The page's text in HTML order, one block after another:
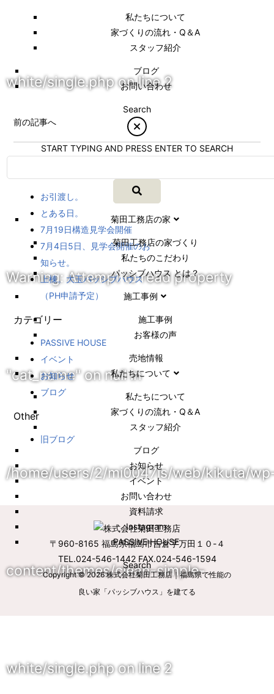
私たちについて
家づくりの流れ・Q＆A
スタッフ紹介
ブログ
お問い合わせ
Search
START TYPING AND PRESS ENTER TO SEARCH
菊田工務店の家
菊田工務店の家づくり​
私たちのこだわり
パッシブハウス とは？
施工事例
施⼯事例
お客様の声
売地情報
私たちについて
私たちについて
家づくりの流れ・Q＆A
スタッフ紹介
ブログ
お知らせ
イベント
お問い合わせ
資料請求
Instagram
PASSIVE HOUSE
Search
white/single.phpon line2
Warning: Attempt to read property
"cat_name" on null in
/home/users/2/mi0047is/web/kikuta/
content/themes/clean-simple-
white/single.phpon line2
前の記事へ
お引渡し。
とある日。
7月19日構造見学会開催
7月4日5日、見学会開催のお
知らせ。
上棟。大玉パッシブハウス
（PH申請予定）
カテゴリー
PASSIVE HOUSE
イベント
お知らせ
ブログ
Other
旧ブログ
〒960-8165 福島県福島市吉倉字万田１０-４
TEL.024-546-1442 FAX.024-546-1594
Copyright © 2026株式会社菊田工務店｜福島県で性能の
良い家「パッシブハウス」を建てる